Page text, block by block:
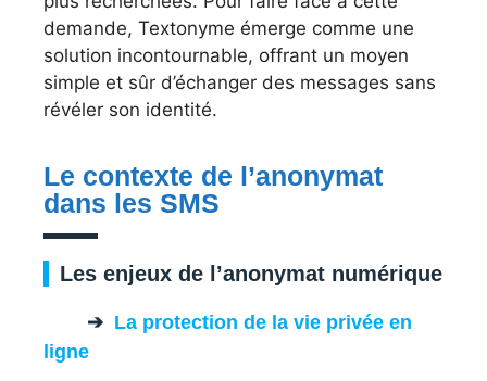
demande, Textonyme émerge comme une
solution incontournable, offrant un moyen
simple et sûr d’échanger des messages sans
révéler son identité.
Le contexte de l’anonymat
dans les SMS
Les enjeux de l’anonymat numérique
La protection de la vie privée en
ligne